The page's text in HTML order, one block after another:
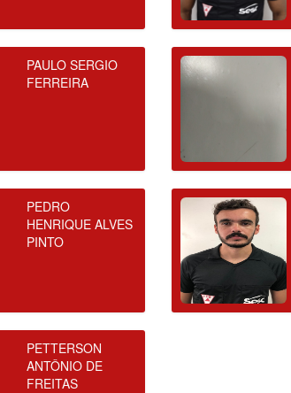
PAULO SERGIO
FERREIRA
PEDRO
HENRIQUE ALVES
PINTO
PETTERSON
ANTÔNIO DE
FREITAS